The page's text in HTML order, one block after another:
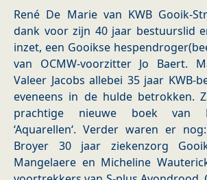
René De Marie van KWB Gooik-
dank voor zijn 40 jaar bestuurslid
inzet, een Gooikse
van OCMW-voorzitter Jo Baert.
Valeer Jacobs allebei 35 jaar KWB-
eveneens in de hulde betrokken.
prachtige nieuwe boek van
‘Aquarellen‘. Verder waren er
Broyer 30 jaar ziekenzorg
Mangelaere en Micheline